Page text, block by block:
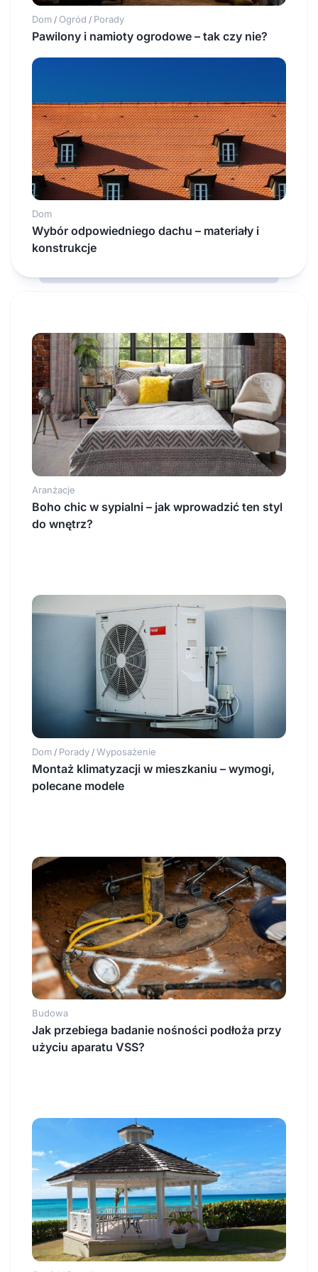
Dom / Ogród / Porady
Pawilony i namioty ogrodowe – tak czy nie?
Dom
Wybór odpowiedniego dachu – materiały i
konstrukcje
Aranżacje
Boho chic w sypialni – jak wprowadzić ten styl
do wnętrz?
Dom / Porady / Wyposażenie
Montaż klimatyzacji w mieszkaniu – wymogi,
polecane modele
Budowa
Jak przebiega badanie nośności podłoża przy
użyciu aparatu VSS?